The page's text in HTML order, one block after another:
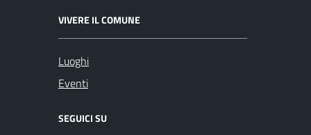
VIVERE IL COMUNE
Luoghi
Eventi
SEGUICI SU